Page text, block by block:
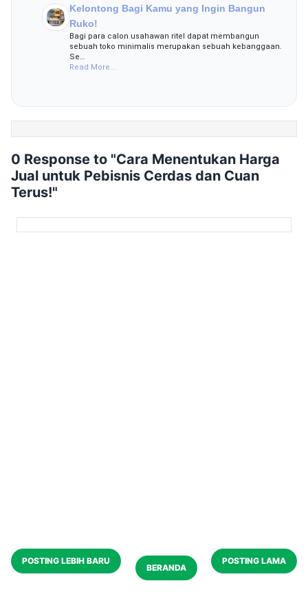
Kelontong Bagi Kamu yang Ingin Bangun
Ruko!
Bagi para calon usahawan ritel dapat membangun
sebuah toko minimalis merupakan sebuah kebanggaan.
Se…
Read More...
0 Response to "Cara Menentukan Harga
Jual untuk Pebisnis Cerdas dan Cuan
Terus!"
POSTING LEBIH BARU POSTING LAMA
BERANDA